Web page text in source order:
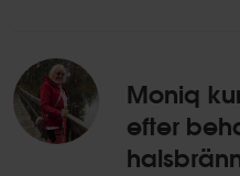
Moniq
efter